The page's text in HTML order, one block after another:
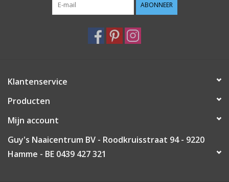
ABONNEER
Klantenservice
Producten
Mijn account
Guy's Naaicentrum BV - Roodkruisstraat 94 - 9220
Hamme - BE 0439 427 321